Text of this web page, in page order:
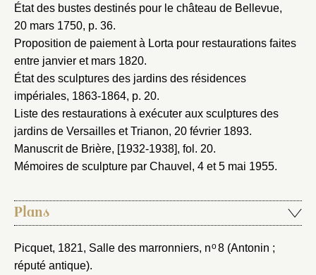
État des bustes destinés pour le château de Bellevue,
20 mars 1750, p. 36.
Proposition de paiement à Lorta pour restaurations faites
entre janvier et mars 1820.
État des sculptures des jardins des résidences
impériales, 1863-1864, p. 20.
Liste des restaurations à exécuter aux sculptures des
jardins de Versailles et Trianon, 20 février 1893.
Manuscrit de Brière, [1932-1938], fol. 20.
Mémoires de sculpture par Chauvel, 4 et 5 mai 1955.
Plans
Picquet, 1821, Salle des marronniers, no8 (Antonin ;
réputé antique).